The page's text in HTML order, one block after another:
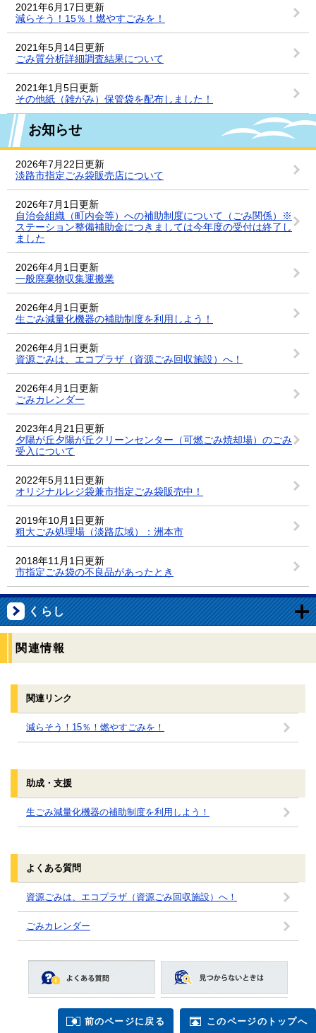
2021年6月17日更新
減らそう！15％！燃やすごみを！
2021年5月14日更新
ごみ質分析詳細調査結果について
2021年1月5日更新
その他紙（雑がみ）保管袋を配布しました！
お知らせ
2026年7月22日更新
淡路市指定ごみ袋販売店について
2026年7月1日更新
自治会組織（町内会等）への補助制度について（ごみ関係）※
ステーション整備補助金につきましては今年度の受付は終了し
ました
2026年4月1日更新
一般廃棄物収集運搬業
2026年4月1日更新
生ごみ減量化機器の補助制度を利用しよう！
2026年4月1日更新
資源ごみは、エコプラザ（資源ごみ回収施設）へ！
2026年4月1日更新
ごみカレンダー
2023年4月21日更新
夕陽が丘夕陽が丘クリーンセンター（可燃ごみ焼却場）のごみ
受入について
2022年5月11日更新
オリジナルレジ袋兼市指定ごみ袋販売中！
2019年10月1日更新
粗大ごみ処理場（淡路広域）：洲本市
2018年11月1日更新
市指定ごみ袋の不良品があったとき
くらし
関連情報
関連リンク
減らそう！15％！燃やすごみを！
助成・支援
生ごみ減量化機器の補助制度を利用しよう！
よくある質問
資源ごみは、エコプラザ（資源ごみ回収施設）へ！
ごみカレンダー
前のページに戻る このページのトップへ